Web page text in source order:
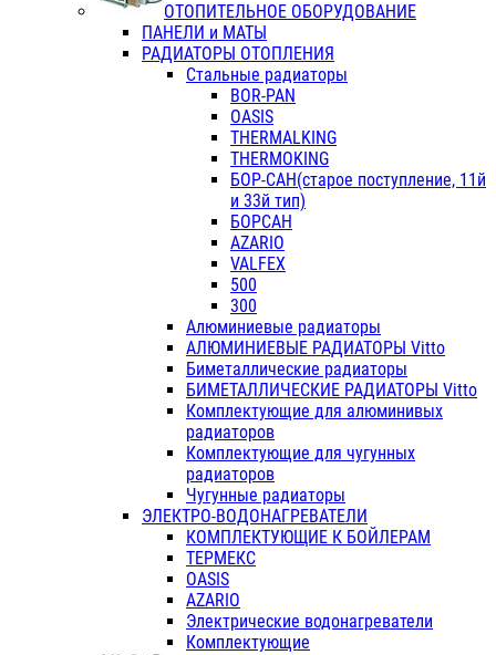
ОТОПИТЕЛЬНОЕ ОБОРУДОВАНИЕ
ПАНЕЛИ и МАТЫ
РАДИАТОРЫ ОТОПЛЕНИЯ
Стальные радиаторы
BOR-PAN
OASIS
THERMALKING
THERMOKING
БОР-САН(старое поступление, 11й
и 33й тип)
БОРСАН
AZARIO
VALFEX
500
300
Алюминиевые радиаторы
АЛЮМИНИЕВЫЕ РАДИАТОРЫ Vitto
Биметаллические радиаторы
БИМЕТАЛЛИЧЕСКИЕ РАДИАТОРЫ Vitto
Комплектующие для алюминивых
радиаторов
Комплектующие для чугунных
радиаторов
Чугунные радиаторы
ЭЛЕКТРО-ВОДОНАГРЕВАТЕЛИ
КОМПЛЕКТУЮЩИЕ К БОЙЛЕРАМ
ТЕРМЕКС
OASIS
AZARIO
Электрические водонагреватели
Комплектующие